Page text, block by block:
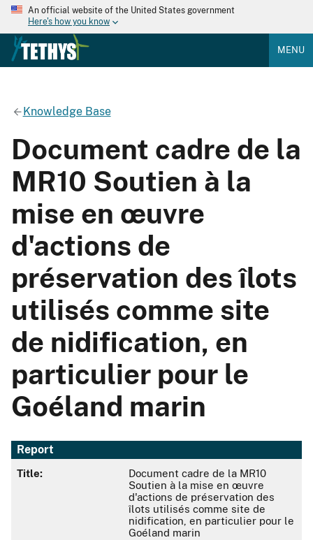
An official website of the United States government
Here's how you know
MENU
Knowledge Base
Document cadre de la
MR10 Soutien à la
mise en œuvre
d'actions de
préservation des îlots
utilisés comme site
de nidification, en
particulier pour le
Goéland marin
Report
Title:
Document cadre de la MR10
Soutien à la mise en œuvre
d'actions de préservation des
îlots utilisés comme site de
nidification, en particulier pour le
Goéland marin